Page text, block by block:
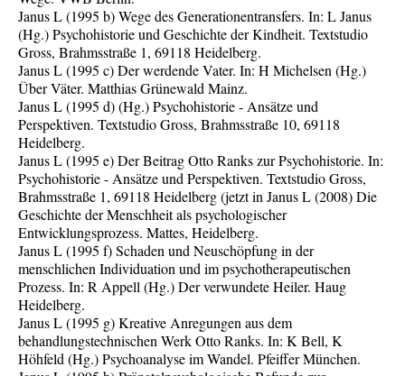
Janus L (1995 b) Wege des Generationentransfers. In: L Janus
(Hg.) Psychohistorie und Geschichte der Kindheit. Textstudio
Gross, Brahmsstraße 1, 69118 Heidelberg.
Janus L (1995 c) Der werdende Vater. In: H Michelsen (Hg.)
Über Väter. Matthias Grünewald Mainz.
Janus L (1995 d) (Hg.) Psychohistorie - Ansätze und
Perspektiven. Textstudio Gross, Brahmsstraße 10, 69118
Heidelberg.
Janus L (1995 e) Der Beitrag Otto Ranks zur Psychohistorie. In:
Psychohistorie - Ansätze und Perspektiven. Textstudio Gross,
Brahmsstraße 1, 69118 Heidelberg (jetzt in Janus L (2008) Die
Geschichte der Menschheit als psychologischer
Entwicklungsprozess. Mattes, Heidelberg.
Janus L (1995 f) Schaden und Neuschöpfung in der
menschlichen Individuation und im psychotherapeutischen
Prozess. In: R Appell (Hg.) Der verwundete Heiler. Haug
Heidelberg.
Janus L (1995 g) Kreative Anregungen aus dem
behandlungstechnischen Werk Otto Ranks. In: K Bell, K
Höhfeld (Hg.) Psychoanalyse im Wandel. Pfeiffer München.